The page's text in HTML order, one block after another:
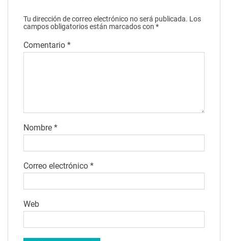
Tu dirección de correo electrónico no será publicada. Los
campos obligatorios están marcados con *
Comentario *
Nombre *
Correo electrónico *
Web